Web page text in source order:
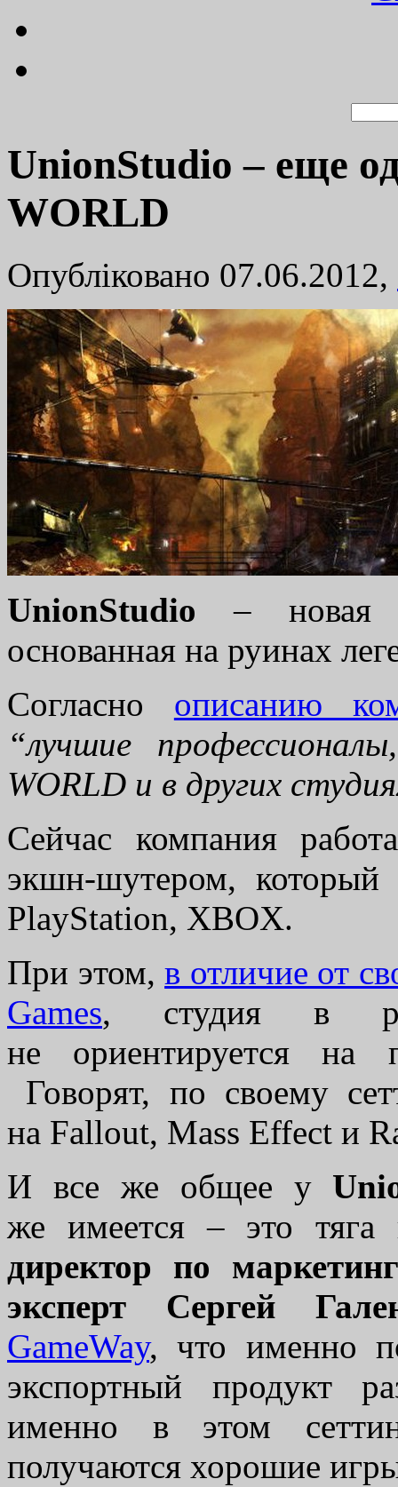
UnionStudio – еще
WORLD
Опубліковано 07.06.2012,
UnionStudio – новая
основанная на руинах
Согласно описанию
“лучшие
WORLD и в других
Сейчас компания
экшн-шутером, который
PlayStation, XBOX.
При этом,в отличие от
Games, студия в
не ориентируется на
Говорят, по своему
на Fallout, Mass Effect и
И все же общее у
же имеется – это тяга
директор по
эксперт Сергей
GameWay, что именно
экспортный продукт
именно в этом
получаются хорошие